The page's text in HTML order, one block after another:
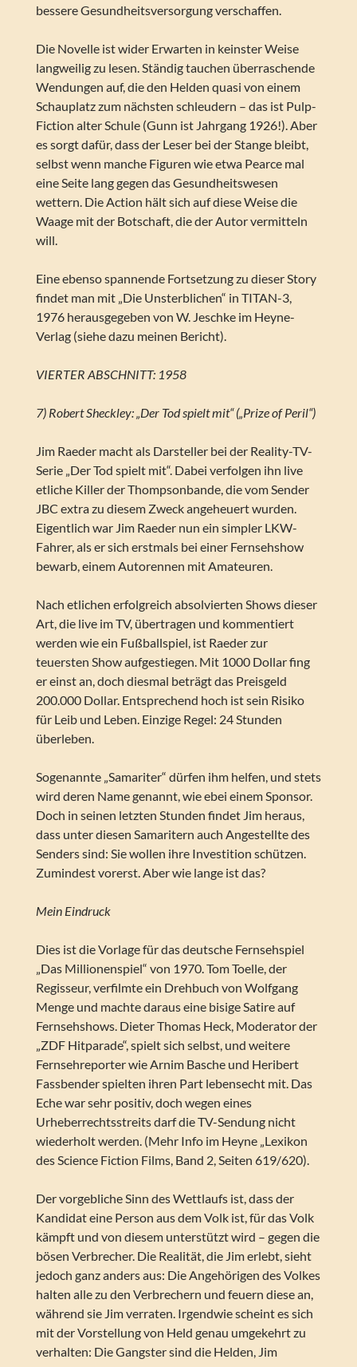
bessere Gesundheitsversorgung verschaffen.
Die Novelle ist wider Erwarten in keinster Weise
langweilig zu lesen. Ständig tauchen überraschende
Wendungen auf, die den Helden quasi von einem
Schauplatz zum nächsten schleudern – das ist Pulp-
Fiction alter Schule (Gunn ist Jahrgang 1926!). Aber
es sorgt dafür, dass der Leser bei der Stange bleibt,
selbst wenn manche Figuren wie etwa Pearce mal
eine Seite lang gegen das Gesundheitswesen
wettern. Die Action hält sich auf diese Weise die
Waage mit der Botschaft, die der Autor vermitteln
will.
Eine ebenso spannende Fortsetzung zu dieser Story
findet man mit „Die Unsterblichen“ in TITAN-3,
1976 herausgegeben von W. Jeschke im Heyne-
Verlag (siehe dazu meinen Bericht).
VIERTER ABSCHNITT: 1958
7) Robert Sheckley: „Der Tod spielt mit“ („Prize of Peril“)
Jim Raeder macht als Darsteller bei der Reality-TV-
Serie „Der Tod spielt mit“. Dabei verfolgen ihn live
etliche Killer der Thompsonbande, die vom Sender
JBC extra zu diesem Zweck angeheuert wurden.
Eigentlich war Jim Raeder nun ein simpler LKW-
Fahrer, als er sich erstmals bei einer Fernsehshow
bewarb, einem Autorennen mit Amateuren.
Nach etlichen erfolgreich absolvierten Shows dieser
Art, die live im TV, übertragen und kommentiert
werden wie ein Fußballspiel, ist Raeder zur
teuersten Show aufgestiegen. Mit 1000 Dollar fing
er einst an, doch diesmal beträgt das Preisgeld
200.000 Dollar. Entsprechend hoch ist sein Risiko
für Leib und Leben. Einzige Regel: 24 Stunden
überleben.
Sogenannte „Samariter“ dürfen ihm helfen, und stets
wird deren Name genannt, wie ebei einem Sponsor.
Doch in seinen letzten Stunden findet Jim heraus,
dass unter diesen Samaritern auch Angestellte des
Senders sind: Sie wollen ihre Investition schützen.
Zumindest vorerst. Aber wie lange ist das?
Mein Eindruck
Dies ist die Vorlage für das deutsche Fernsehspiel
„Das Millionenspiel“ von 1970. Tom Toelle, der
Regisseur, verfilmte ein Drehbuch von Wolfgang
Menge und machte daraus eine bisige Satire auf
Fernsehshows. Dieter Thomas Heck, Moderator der
„ZDF Hitparade“, spielt sich selbst, und weitere
Fernsehreporter wie Arnim Basche und Heribert
Fassbender spielten ihren Part lebensecht mit. Das
Eche war sehr positiv, doch wegen eines
Urheberrechtsstreits darf die TV-Sendung nicht
wiederholt werden. (Mehr Info im Heyne „Lexikon
des Science Fiction Films, Band 2, Seiten 619/620).
Der vorgebliche Sinn des Wettlaufs ist, dass der
Kandidat eine Person aus dem Volk ist, für das Volk
kämpft und von diesem unterstützt wird – gegen die
bösen Verbrecher. Die Realität, die Jim erlebt, sieht
jedoch ganz anders aus: Die Angehörigen des Volkes
halten alle zu den Verbrechern und feuern diese an,
während sie Jim verraten. Irgendwie scheint es sich
mit der Vorstellung von Held genau umgekehrt zu
verhalten: Die Gangster sind die Helden, Jim